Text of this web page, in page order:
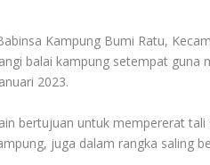
Kampung Bumi Ratu,
balai kampung setempat guna
2023.
bertujuan untuk mempererat
juga dalam rangka saling